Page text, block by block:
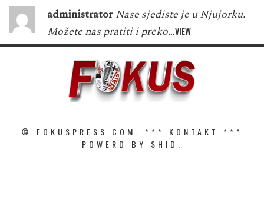
administrator Nase sjediste je u Njujorku.
Možete nas pratiti i preko…VIEW
© FOKUSPRESS.COM. *** KONTAKT
***
POWERD BY SHID.